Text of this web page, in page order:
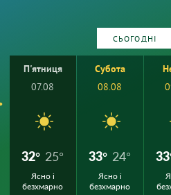
СЬОГОДНІ
П'ятниця
07.08
32° 25°
Ясно і
безхмарно
Субота
08.08
33° 24°
Ясно і
безхмарно